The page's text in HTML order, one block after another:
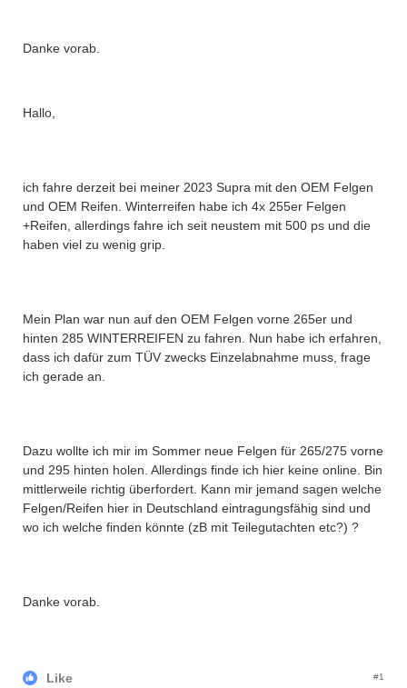
Danke vorab.
Hallo,
ich fahre derzeit bei meiner 2023 Supra mit den OEM Felgen
und OEM Reifen. Winterreifen habe ich 4x 255er Felgen
+Reifen, allerdings fahre ich seit neustem mit 500 ps und die
haben viel zu wenig grip.
Mein Plan war nun auf den OEM Felgen vorne 265er und
hinten 285 WINTERREIFEN zu fahren. Nun habe ich erfahren,
dass ich dafür zum TÜV zwecks Einzelabnahme muss, frage
ich gerade an.
Dazu wollte ich mir im Sommer neue Felgen für 265/275 vorne
und 295 hinten holen. Allerdings finde ich hier keine online. Bin
mittlerweile richtig überfordert. Kann mir jemand sagen welche
Felgen/Reifen hier in Deutschland eintragungsfähig sind und
wo ich welche finden könnte (zB mit Teilegutachten etc?) ?
Danke vorab.
Like #1